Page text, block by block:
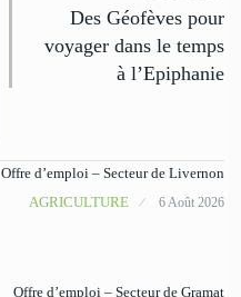
Des Géofèves pour
voyager dans le temps
à l’Epiphanie
Offre d’emploi – Secteur de Livernon
AGRICULTURE
6 Août 2026
Offre d’emploi – Secteur de Gramat